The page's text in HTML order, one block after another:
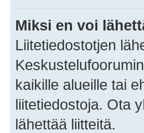
Miksi en voi
Liitetiedostotjen
kaikille alueille tai
liitetiedostoja. Ota
lähettää liitteitä.